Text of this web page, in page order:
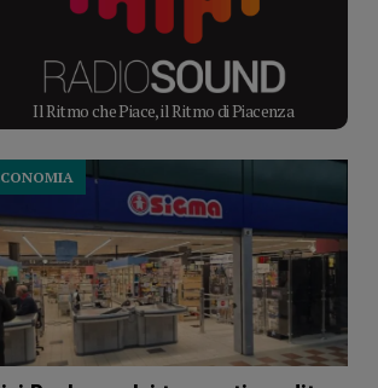
Il Ritmo che Piace, il Ritmo di Piacenza